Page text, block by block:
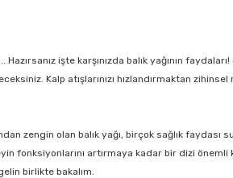
işte karşınızda balık yağının
Kalp atışlarınızı hızlandırmaktan
zengin olan balık yağı, birçok sağlık faydası
fonksiyonlarını artırmaya kadar bir dizi
birlikte bakalım.